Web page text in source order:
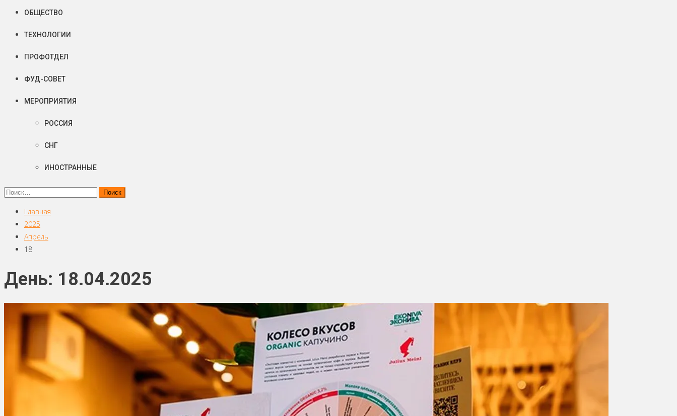
ОБЩЕСТВО
ТЕХНОЛОГИИ
ПРОФОТДЕЛ
ФУД-СОВЕТ
МЕРОПРИЯТИЯ
РОССИЯ
СНГ
ИНОСТРАННЫЕ
Найти:
Главная
2025
Апрель
18
День: 18.04.2025